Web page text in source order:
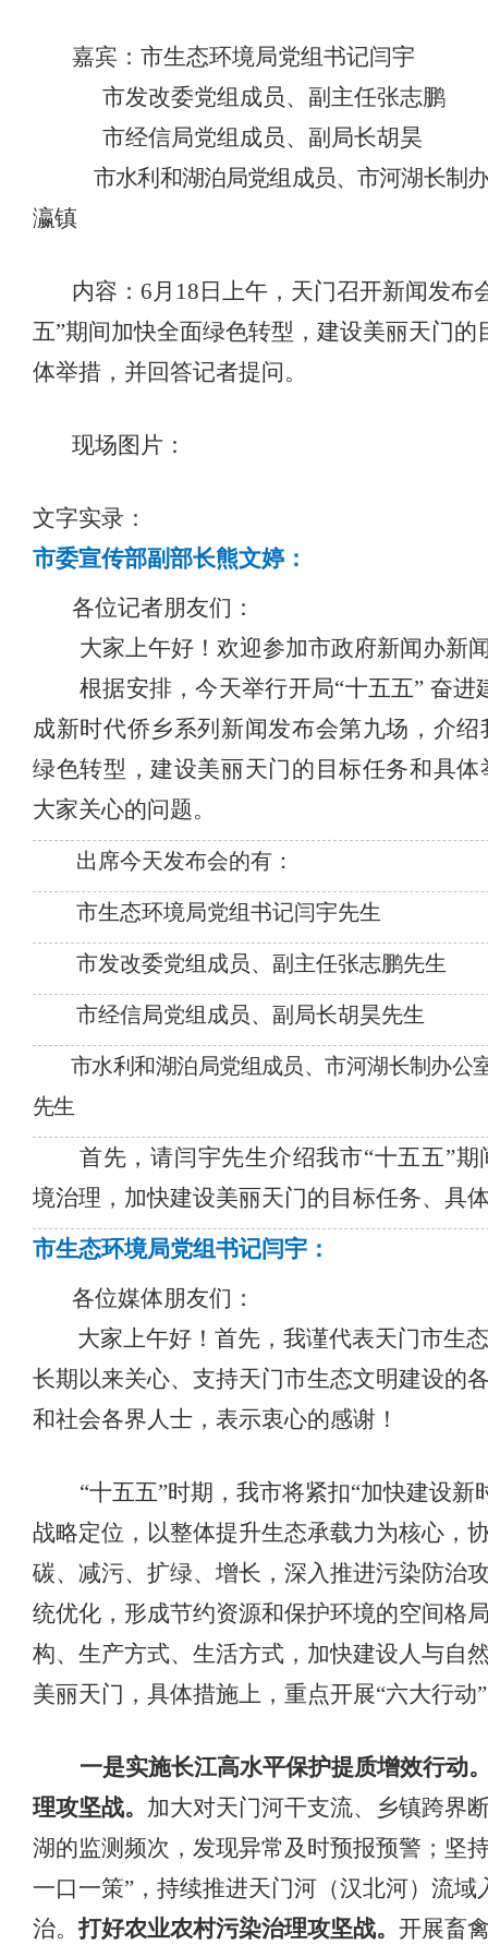
嘉宾： 市生态环境局党组书记闫宇
市发改委党组成员、副主任张志鹏
市经信局党组成员、副局长胡昊
市水利和湖泊局党组成员、市河湖长制
瀛镇
内容： 6月 18 日 上午，天门召开新闻发布
五”期间加快全面绿色转型，建设美丽天门的
体举措，并回答记者提问。
现场图片：
文字实录：
市委宣传部副部长熊文婷：
各位记者朋友们：
大家上午好！欢迎参加市政府新闻办新
根据安排，今天举行开局“十五五” 奋进
成新时代侨乡系列新闻发布会第九场，介绍
绿色转型，建设美丽天门的目标任务和具体
大家关心的问题。
出席今天发布会的有：
市生态环境局党组书记闫宇先生
市发改委党组成员、副主任张志鹏先生
市经信局党组成员、副局长胡昊先生
市水利和湖泊局党组成员、市河湖长制办公
先生
首先，请闫宇先生介绍我市“十五五”
境治理，加快建设美丽天门的目标任务、具
市生态环境局党组书记闫宇：
各位媒体朋友们：
大家上午好！首先，我谨代表天门市生
长期以来关心、支持天门市生态文明建设的
和社会各界人士，表示衷心的感谢！
“十五五”时期，我市将紧扣“加快建设新
战略定位，以整体提升生态承载力为核心，
碳、 减污、 扩绿、 增长，深入推进污染防治
统优化 ， 形成节约资源和保护环境的空间格
构、生产方式、生活方式， 加快建设人与自
美丽天门，具体措施上， 重点开展“六大行动
一是实施长江高水平保护提质增效行动
理攻坚战。 加大对天门河干支流、乡镇跨界
湖的监测频次，发现异常及时预报预警；坚
一口一策”，持续推进天门河（汉北河）流域
治。打好农业农村污染治理攻坚战。 开展畜